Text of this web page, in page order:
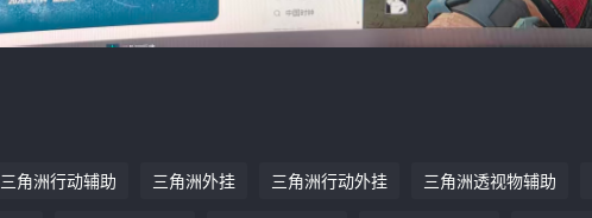
三角洲行动辅助 三角洲外挂 三角洲行动外挂 三角洲透视物辅助